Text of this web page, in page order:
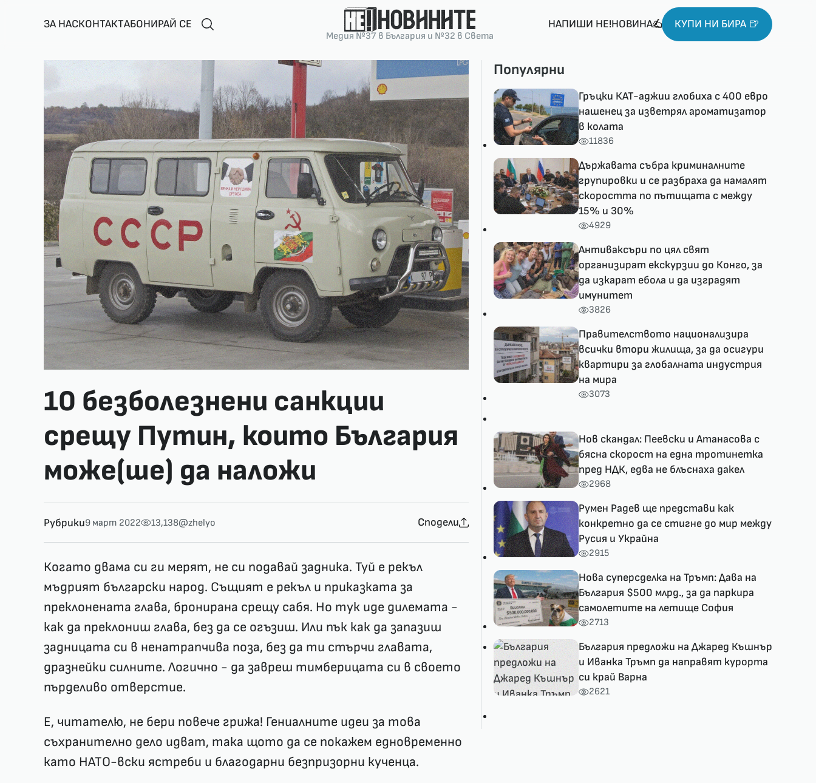
ЗА НАСКОНТАКТАБОНИРАЙ СЕ
Медия №37 в България и №32 в Света
НАПИШИ НЕ!НОВИНА КУПИ НИ БИРА 🍺
10 безболезнени санкции
срещу Путин, които България
може(ше) да наложи
Рубрики9 март 2022 13,138@zhelyo Сподели
Когато двама си ги мерят, не си подавай задника. Туй е рекъл
мъдрият български народ. Същият е рекъл и приказката за
преклонената глава, бронирана срещу сабя. Но тук иде дилемата -
как да преклониш глава, без да се огъзиш. Или пък как да запазиш
задницата си в ненатрапчива поза, без да ти стърчи главата,
дразнейки силните. Логично - да завреш тимберицата си в своето
пърделиво отверстие.
Е, читателю, не бери повече грижа! Гениалните идеи за това
съхранително дело идват, така щото да се покажем едновременно
като НАТО-вски ястреби и благодарни безпризорни кученца.
Популярни
Гръцки КАТ-аджии глобиха с 400 евро
нашенец за изветрял ароматизатор
в колата
11836
Държавата събра криминалните
групировки и се разбраха да намалят
скоростта по пътищата с между
15% и 30%
4929
Антиваксъри по цял свят
организират екскурзии до Конго, за
да изкарат ебола и да изградят
имунитет
3826
Правителството национализира
всички втори жилища, за да осигури
квартири за глобалната индустрия
на мира
3073
Нов скандал: Пеевски и Атанасова с
бясна скорост на една тротинетка
пред НДК, едва не блъснаха дакел
2968
Румен Радев ще представи как
конкретно да се стигне до мир между
Русия и Украйна
2915
Нова суперсделка на Тръмп: Дава на
България $500 млрд., за да паркира
самолетите на летище София
2713
България предложи на Джаред Къшнър
и Иванка Тръмп да направят курорта
си край Варна
2621